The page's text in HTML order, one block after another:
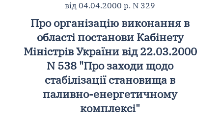
від 04.04.2000 р. N 329
Про організацію виконання в
області постанови Кабінету
Міністрів України від 22.03.2000
N 538 "Про заходи щодо
стабілізації становища в
паливно-енергетичному
комплексі"